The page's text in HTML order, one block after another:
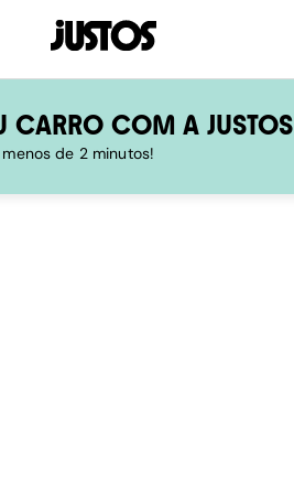
CARRO COM A JUSTOS
de 2 minutos!